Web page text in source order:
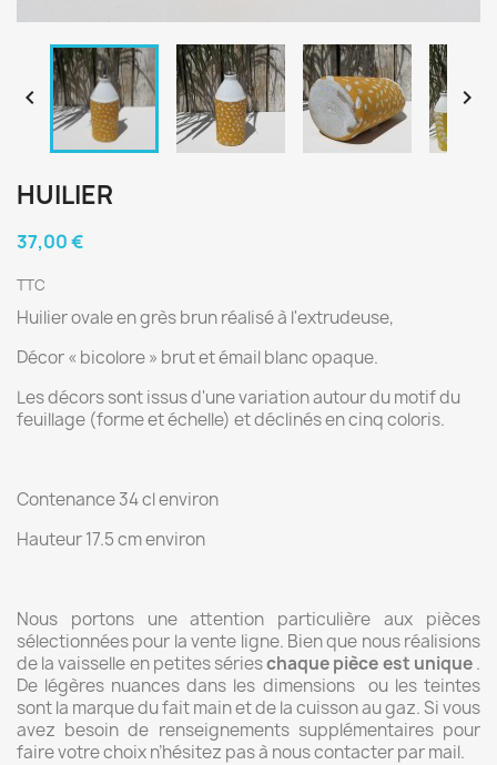
 
HUILIER
37,00 €
TTC
Huilier ovale en grès brun réalisé à l'extrudeuse,
Décor « bicolore » brut et émail blanc opaque.
Les décors sont issus d'une variation autour du motif du
feuillage (forme et échelle) et déclinés en cinq coloris.
Contenance 34 cl environ
Hauteur 17.5 cm environ
Nous portons une attention particulière aux pièces
sélectionnées pour la vente ligne. Bien que nous réalisions
de la vaisselle en petites sérieschaque pièce est unique.
De légères nuances dans les dimensions ou les teintes
sont la marque du fait main et de la cuisson au gaz. Si vous
avez besoin de renseignements supplémentaires pour
faire votre choix n’hésitez pas à nous contacter par mail.